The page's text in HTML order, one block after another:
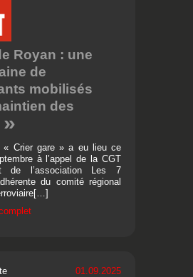
Royan : une
de
mobilisés
des
« Crier gare » a eu lieu ce
à l’appel de la CGT
de l’association Les 7
du comité régional
01.09.2025